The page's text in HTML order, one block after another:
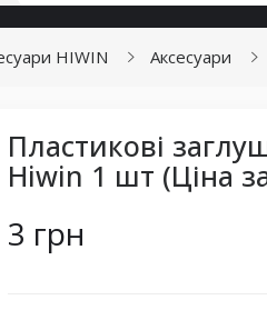
HIWIN Аксесуари
Пластикові
Hiwin 1 шт (Ціна
3 грн